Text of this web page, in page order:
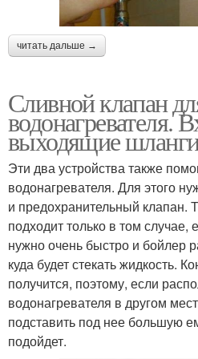
читать дальше →
Сливной клапан
водонагревателя.
выходящие
Эти два устройства также
водонагревателя. Для этого
и предохранительный клапан.
подходит только в том случае,
нужно очень быстро и бойлер
куда будет стекать жидкость.
получится, поэтому, если
водонагревателя в другом
подставить под нее большую
подойдет.